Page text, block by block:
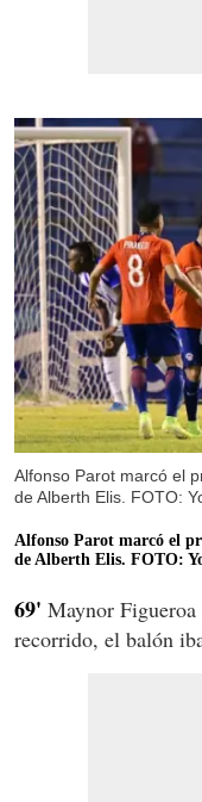
Alfonso Parot marcó el
de Alberth Elis. FOTO:
Alfonso Parot marcó el
de Alberth Elis. FOTO:
69' Maynor
recorrido, el balón